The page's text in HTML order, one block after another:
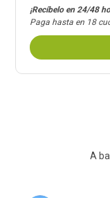
¡Recíbelo en 24/48
Paga hasta en 18
A